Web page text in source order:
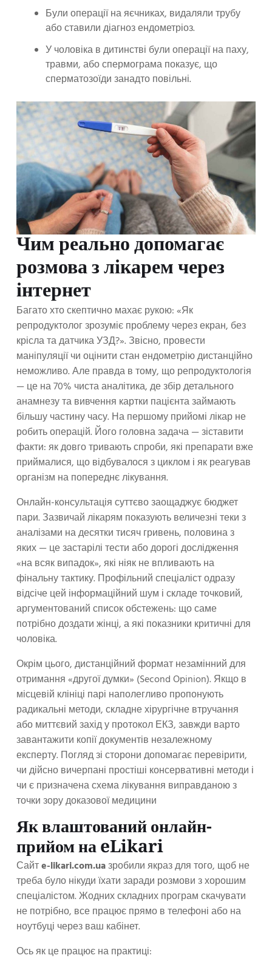
Були операції на яєчниках, видаляли трубу
або ставили діагноз ендометріоз.
У чоловіка в дитинстві були операції на паху,
травми, або спермограма показує, що
сперматозоїди занадто повільні.
Чим реально допомагає
розмова з лікарем через
інтернет
Багато хто скептично махає рукою: «Як
репродуктолог зрозуміє проблему через екран, без
крісла та датчика УЗД?». Звісно, провести
маніпуляції чи оцінити стан ендометрію дистанційно
неможливо. Але правда в тому, що репродуктологія
— це на 70% чиста аналітика, де збір детального
анамнезу та вивчення картки пацієнта займають
більшу частину часу. На першому прийомі лікар не
робить операцій. Його головна задача — зіставити
факти: як довго тривають спроби, які препарати вже
приймалися, що відбувалося з циклом і як реагував
організм на попереднє лікування.
Онлайн-консультація суттєво заощаджує бюджет
пари. Зазвичай лікарям показують величезні теки з
аналізами на десятки тисяч гривень, половина з
яких — це застарілі тести або дорогі дослідження
«на всяк випадок», які ніяк не впливають на
фінальну тактику. Профільний спеціаліст одразу
відсіче цей інформаційний шум і складе точковий,
аргументований список обстежень: що саме
потрібно доздати жінці, а які показники критичні для
чоловіка.
Окрім цього, дистанційний формат незамінний для
отримання «другої думки» (Second Opinion). Якщо в
місцевій клініці парі наполегливо пропонують
радикальні методи, складне хірургічне втручання
або миттєвий захід у протокол ЕКЗ, завжди варто
завантажити копії документів незалежному
експерту. Погляд зі сторони допомагає перевірити,
чи дійсно вичерпані простіші консервативні методи і
чи є призначена схема лікування виправданою з
точки зору доказової медицини
Як влаштований онлайн-
прийом на eLikari
Сайтe-likari.com.uaзробили якраз для того, щоб не
треба було нікуди їхати заради розмови з хорошим
спеціалістом. Жодних складних програм скачувати
не потрібно, все працює прямо в телефоні або на
ноутбуці через ваш кабінет.
Ось як це працює на практиці: